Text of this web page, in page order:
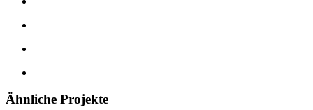
Ähnliche Projekte